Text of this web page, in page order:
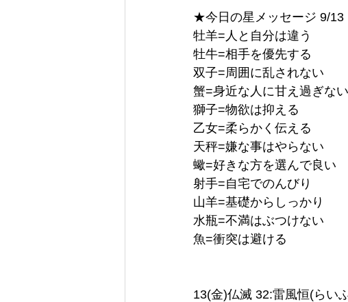
★今日の星メッセージ 9/13
牡羊=人と自分は違う
牡牛=相手を優先する
双子=周囲に乱されない
蟹=身近な人に甘え過ぎない
獅子=物欲は抑える
乙女=柔らかく伝える
天秤=嫌な事はやらない
蠍=好きな方を選んで良い
射手=自宅でのんびり
山羊=基礎からしっかり
水瓶=不満はぶつけない
魚=衝突は避ける
13(金)仏滅 32:雷風恒(らい